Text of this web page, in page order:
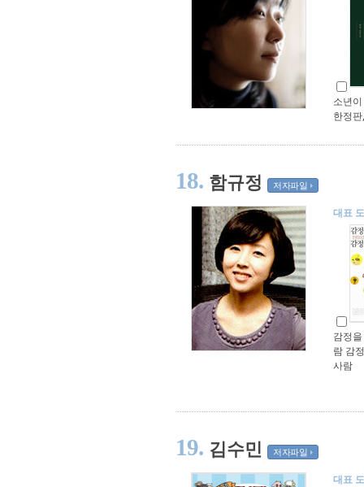
소년
한정
18. 함규정 저자파일
대표
감정
람 감
사람
19. 김수민 저자파일
대표